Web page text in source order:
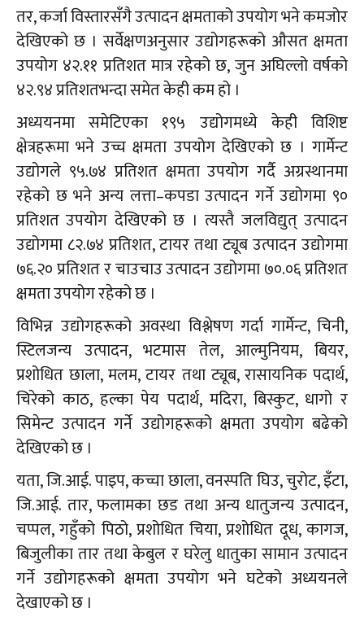
तर, कर्जा विस्तारसँगै उत्पादन क्षमताको उपयोग भने कमजोर
देखिएको छ । सर्वेक्षणअनुसार उद्योगहरूको औसत क्षमता
उपयोग ४२.११ प्रतिशत मात्र रहेको छ, जुन अघिल्लो वर्षको
४२.९४ प्रतिशतभन्दा समेत केही कम हो ।
अध्ययनमा समेटिएका १९५ उद्योगमध्ये केही विशिष्ट
क्षेत्रहरूमा भने उच्च क्षमता उपयोग देखिएको छ । गार्मेन्ट
उद्योगले ९५.७४ प्रतिशत क्षमता उपयोग गर्दै अग्रस्थानमा
रहेको छ भने अन्य लत्ता–कपडा उत्पादन गर्ने उद्योगमा ९०
प्रतिशत उपयोग देखिएको छ । त्यस्तै जलविद्युत् उत्पादन
उद्योगमा ८२.७४ प्रतिशत, टायर तथा ट्यूब उत्पादन उद्योगमा
७६.२० प्रतिशत र चाउचाउ उत्पादन उद्योगमा ७०.०६ प्रतिशत
क्षमता उपयोग रहेको छ ।
विभिन्न उद्योगहरूको अवस्था विश्लेषण गर्दा गार्मेन्ट, चिनी,
स्टिलजन्य उत्पादन, भटमास तेल, आल्मुनियम, बियर,
प्रशोधित छाला, मलम, टायर तथा ट्यूब, रासायनिक पदार्थ,
चिरेको काठ, हल्का पेय पदार्थ, मदिरा, बिस्कुट, धागो र
सिमेन्ट उत्पादन गर्ने उद्योगहरूको क्षमता उपयोग बढेको
देखिएको छ ।
यता, जि.आई. पाइप, कच्चा छाला, वनस्पति घिउ, चुरोट, इँटा,
जि.आई. तार, फलामका छड तथा अन्य धातुजन्य उत्पादन,
चप्पल, गहुँको पिठो, प्रशोधित चिया, प्रशोधित दूध, कागज,
बिजुलीका तार तथा केबुल र घरेलु धातुका सामान उत्पादन
गर्ने उद्योगहरूको क्षमता उपयोग भने घटेको अध्ययनले
देखाएको छ ।